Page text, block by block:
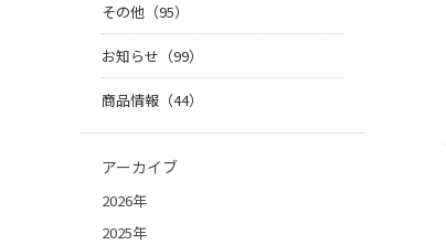
その他（95）
お知らせ（99）
商品情報（44）
アーカイブ
2026年
2025年